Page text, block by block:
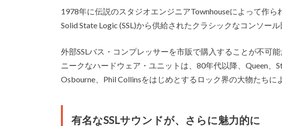
1978年に伝説のスタジオエンジニアTownhouseによって作ら
Solid State Logic (SSL)から供給されたクラシックなコンソー
外部SSLバス・コンプレッサーを市販で購入することが不可
ニークなハードウェア・ユニットは、80年代以降、Queen、
Osbourne、Phil Collinsをはじめとするロック界の大物たちに
有名なSSLサウンドが、さらに魅力的に